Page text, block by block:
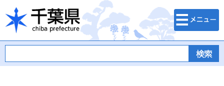
千葉県
検索・メニュ
ー